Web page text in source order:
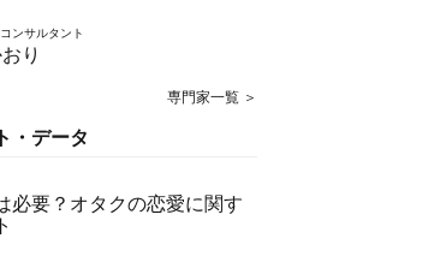
ンサルタント
り
専門家一覧 ＞
・データ
必要？オタクの恋愛に関す